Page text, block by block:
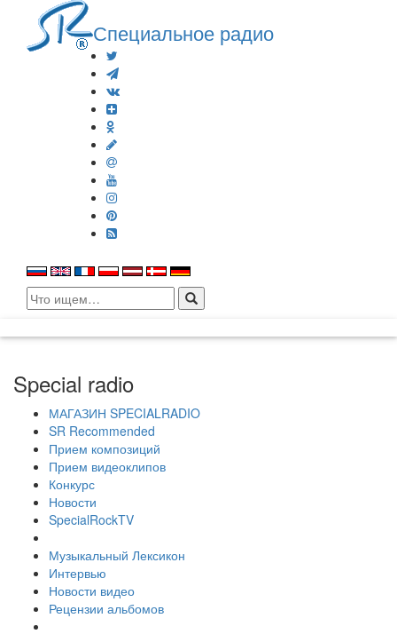
Специальное радио
Search
for:
Special radio
МАГАЗИН SPECIALRADIO
SR Recommended
Прием композиций
Прием видеоклипов
Конкурс
Новости
SpecialRockTV
Музыкальный Лексикон
Интервью
Новости видео
Рецензии альбомов